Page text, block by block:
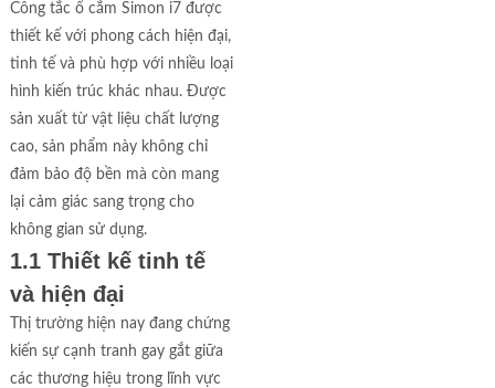
Công tắc ổ cắm Simon i7 được
thiết kế với phong cách hiện đại,
tinh tế và phù hợp với nhiều loại
hình kiến trúc khác nhau. Được
sản xuất từ vật liệu chất lượng
cao, sản phẩm này không chỉ
đảm bảo độ bền mà còn mang
lại cảm giác sang trọng cho
không gian sử dụng.
1.1 Thiết kế tinh tế
và hiện đại
Thị trường hiện nay đang chứng
kiến sự cạnh tranh gay gắt giữa
các thương hiệu trong lĩnh vực